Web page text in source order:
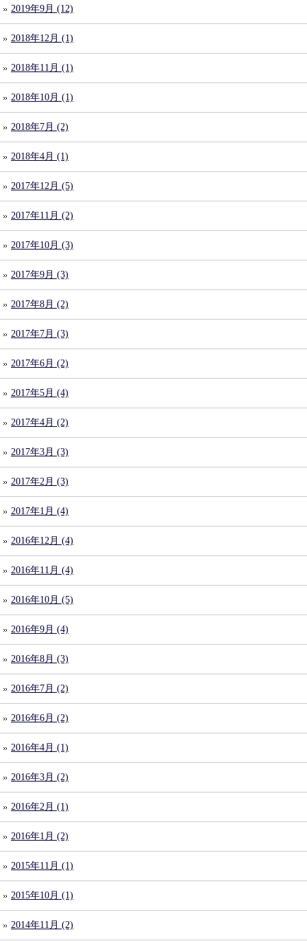
2019年9月 (12)
2018年12月 (1)
2018年11月 (1)
2018年10月 (1)
2018年7月 (2)
2018年4月 (1)
2017年12月 (5)
2017年11月 (2)
2017年10月 (3)
2017年9月 (3)
2017年8月 (2)
2017年7月 (3)
2017年6月 (2)
2017年5月 (4)
2017年4月 (2)
2017年3月 (3)
2017年2月 (3)
2017年1月 (4)
2016年12月 (4)
2016年11月 (4)
2016年10月 (5)
2016年9月 (4)
2016年8月 (3)
2016年7月 (2)
2016年6月 (2)
2016年4月 (1)
2016年3月 (2)
2016年2月 (1)
2016年1月 (2)
2015年11月 (1)
2015年10月 (1)
2014年11月 (2)